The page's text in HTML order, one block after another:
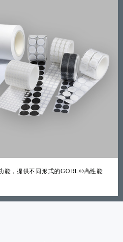
能，提供不同形式的GORE®高性能